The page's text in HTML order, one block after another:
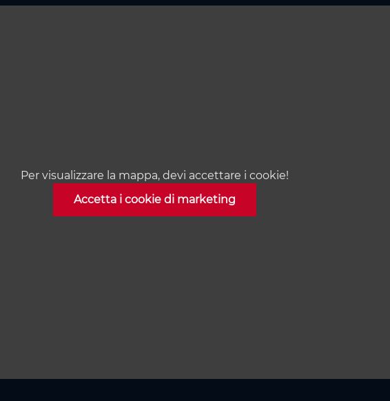
Per visualizzare la mappa, devi accettare i cookie!
Accetta i cookie di marketing